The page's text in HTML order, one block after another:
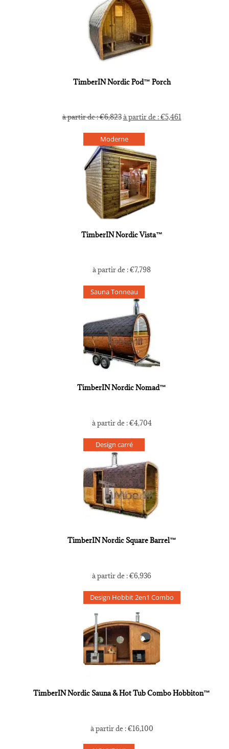
TimberIN Nordic Pod™ Porch
à partir de :€6,823à partir de :€5,461
Moderne
TimberIN Nordic Vista™
à partir de :€7,798
Sauna Tonneau
TimberIN Nordic Nomad™
à partir de :€4,704
Design carré
TimberIN Nordic Square Barrel™
à partir de :€6,936
Design Hobbit 2en1 Combo
TimberIN Nordic Sauna & Hot Tub Combo Hobbiton™
à partir de :€16,100